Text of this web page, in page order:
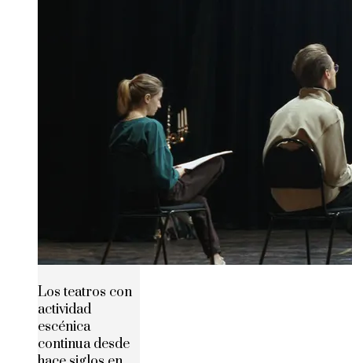
Los teatros con
actividad
escénica
continua desde